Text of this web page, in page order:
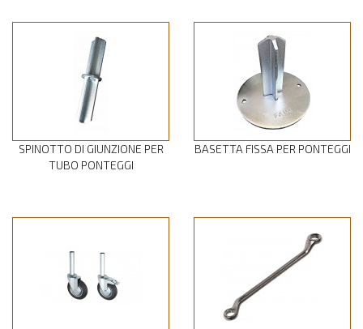
SPINOTTO DI GIUNZIONE PER
TUBO PONTEGGI
BASETTA FISSA PER PONTEGGI